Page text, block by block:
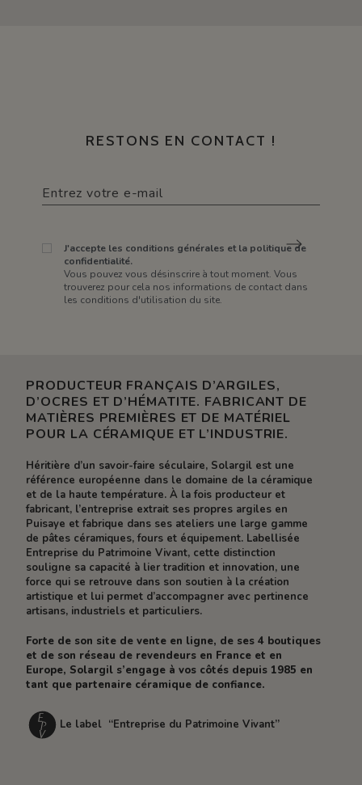
RESTONS EN CONTACT !
J'accepte les conditions générales et la politique de
confidentialité.
Vous pouvez vous désinscrire à tout moment. Vous
trouverez pour cela nos informations de contact dans
les conditions d'utilisation du site.
PRODUCTEUR FRANÇAIS D’ARGILES,
D’OCRES ET D’HÉMATITE. FABRICANT DE
MATIÈRES PREMIÈRES ET DE MATÉRIEL
POUR LA CÉRAMIQUE ET L’INDUSTRIE.
Héritière d’un savoir-faire séculaire, Solargil est une
référence européenne dans le domaine de la céramique
et de la haute température. À la fois producteur et
fabricant, l’entreprise extrait ses propres argiles en
Puisaye et fabrique dans ses ateliers une large gamme
de pâtes céramiques, fours et équipement. Labellisée
Entreprise du Patrimoine Vivant, cette distinction
souligne sa capacité à lier tradition et innovation, une
force qui se retrouve dans son soutien à la création
artistique et lui permet d’accompagner avec pertinence
artisans, industriels et particuliers.
Forte de son site de vente en ligne, de ses 4 boutiques
et de son réseau de revendeurs en France et en
Europe, Solargil s’engage à vos côtés depuis 1985 en
tant que partenaire céramique de confiance.
Le label “Entreprise du Patrimoine Vivant”